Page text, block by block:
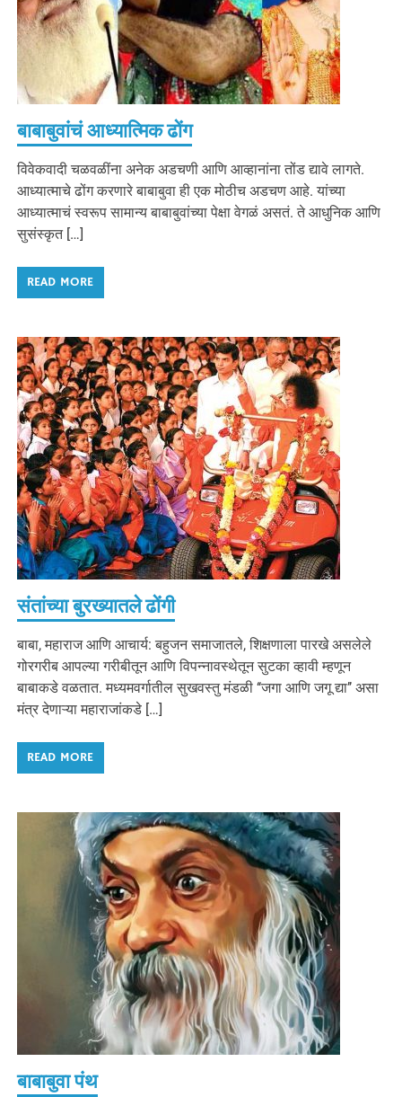
बाबाबुवांचं आध्यात्मिक ढोंग
विवेकवादी चळवळींना अनेक अडचणी आणि आव्हानांना तोंड द्यावे लागते.
आध्यात्माचे ढोंग करणारे बाबाबुवा ही एक मोठीच अडचण आहे. यांच्या
आध्यात्माचं स्वरूप सामान्य बाबाबुवांच्या पेक्षा वेगळं असतं. ते आधुनिक आणि
सुसंस्कृत […]
READ MORE
संतांच्या बुरख्यातले ढोंगी
बाबा, महाराज आणि आचार्य: बहुजन समाजातले, शिक्षणाला पारखे असलेले
गोरगरीब आपल्या गरीबीतून आणि विपन्नावस्थेतून सुटका व्हावी म्हणून
बाबाकडे वळतात. मध्यमवर्गातील सुखवस्तु मंडळी ‘‘जगा आणि जगू द्या’’ असा
मंत्र देणाऱ्या महाराजांकडे […]
READ MORE
बाबाबुवा पंथ